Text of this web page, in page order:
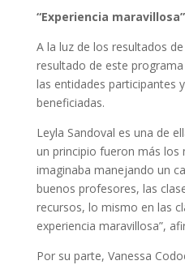
“Experiencia maravillosa”
A la luz de los resultados
resultado de este
las entidades participantes
beneficiadas.
Leyla Sandoval es una de
un principio fueron más los
imaginaba manejando un
buenos profesores, las
recursos, lo mismo en las
experiencia maravillosa”,
Por su parte, Vanessa